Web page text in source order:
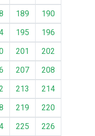
189
190
195
196
201
202
207
208
213
214
219
220
225
226